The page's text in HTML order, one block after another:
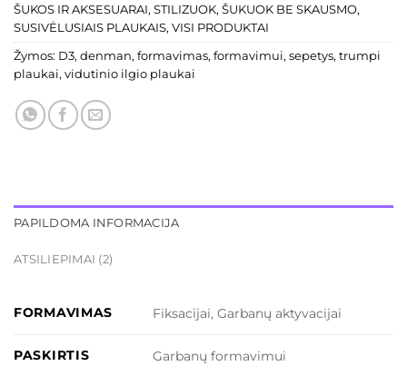
ŠUKOS IR AKSESUARAI, STILIZUOK, ŠUKUOK BE SKAUSMO,
SUSIVĖLUSIAIS PLAUKAIS, VISI PRODUKTAI
Žymos: D3, denman, formavimas, formavimui, sepetys, trumpi
plaukai, vidutinio ilgio plaukai
PAPILDOMA INFORMACIJA
ATSILIEPIMAI (2)
FORMAVIMAS Fiksacijai, Garbanų aktyvacijai
PASKIRTIS Garbanų formavimui